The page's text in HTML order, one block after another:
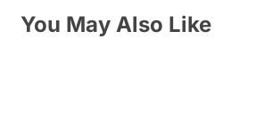
You May Also Like